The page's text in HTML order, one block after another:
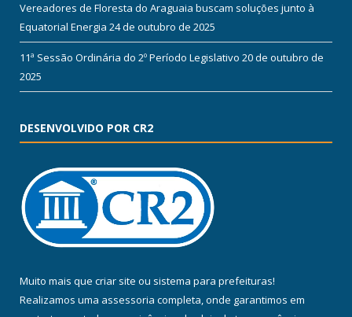
Vereadores de Floresta do Araguaia buscam soluções junto à
Equatorial Energia 24 de outubro de 2025
11ª Sessão Ordinária do 2º Período Legislativo 20 de outubro de
2025
DESENVOLVIDO POR CR2
Muito mais que criar site ou sistema para prefeituras!
Realizamos uma assessoria completa, onde garantimos em